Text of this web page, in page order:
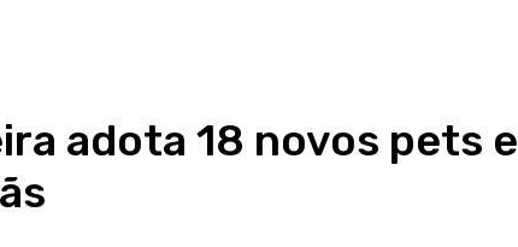
adota 18 novos pets e